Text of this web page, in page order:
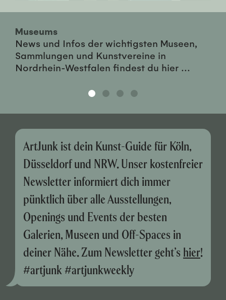
Museums
News und Infos der wichtigsten Museen,
Sammlungen und Kunstvereine in
Nordrhein-Westfalen findest du hier ...
ArtJunk ist dein Kunst-Guide für Köln,
Düsseldorf und NRW. Unser kostenfreier
Newsletter informiert dich immer
pünktlich über alle Ausstellungen,
Openings und Events der besten
Galerien, Museen und Off-Spaces in
deiner Nähe. Zum Newsletter geht’s hier!
#artjunk #artjunkweekly